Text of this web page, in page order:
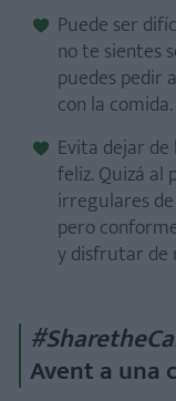
Puede ser
no te sientes
puedes pedir
con la comida.
Evita dejar
feliz. Quizá al
irregulares
pero
y disfrutar de
Avent a una